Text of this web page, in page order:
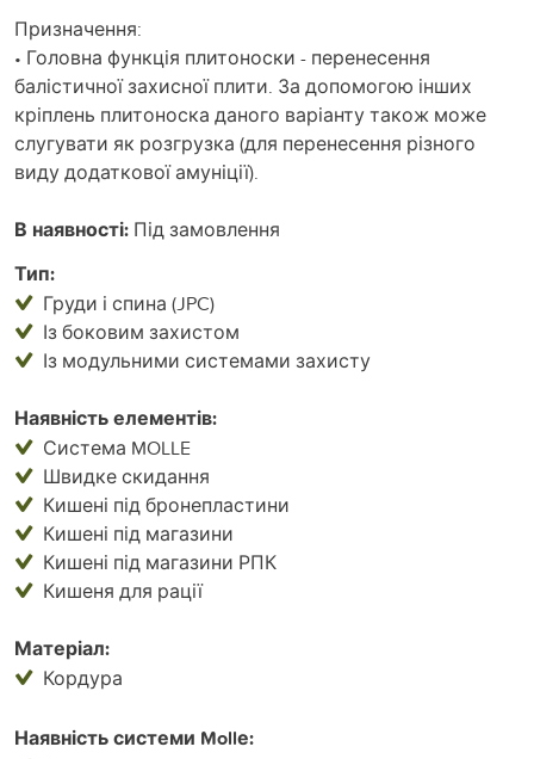
Призначення:
• Головна функція плитоноски - перенесення
балістичної захисної плити. За допомогою інших
кріплень плитоноска даного варіанту також може
слугувати як розгрузка (для перенесення різного
виду додаткової амуніції).
В наявності: Під замовлення
Тип:
Груди і спина (JPC)
Із боковим захистом
Із модульними системами захисту
Наявність елементів:
Система MOLLE
Швидке скидання
Кишені під бронепластини
Кишені під магазини
Кишені під магазини РПК
Кишеня для рації
Матеріал:
Кордура
Наявність системи Mollе: